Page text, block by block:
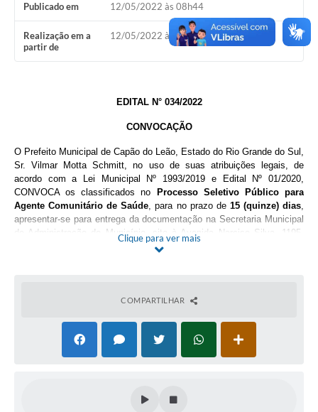
Links
Agenda
SIC
Diário Oficial
Publicado em 12/05/2022 às 08h44
Realização em a
partir de
12/05/2022 às 08h44
EDITAL N° 034/2022
CONVOCAÇÃO
O Prefeito Municipal de Capão do Leão, Estado do Rio Grande do Sul,
Sr.Vilmar Motta Schmitt, no uso de suas atribuições legais, de
acordo com a Lei Municipal Nº 1993/2019 e Edital Nº 01/2020,
CONVOCA os classificados no
Processo Seletivo Público para
Agente Comunitário de Saúde, para no prazo de 15 (quinze) dias,
apresentar-se para entrega da documentação na Secretaria Municipal
de Administração do Município, sito à Avenida Narciso Silva, 1195,
6º Classificado – LESLEN DA SILVA MARSICL
Capão do Leão, 10 de Maio de 2022.
Vilmar Motta Schmitt
Clique para ver mais
COMPARTILHAR